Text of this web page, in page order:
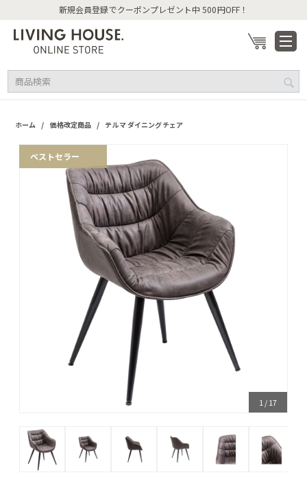
新規会員登録でクーポンプレゼント中 500円OFF！
ホーム / 価格改定商品 / テルマ ダイニングチェア
ベストセラー
1 /17